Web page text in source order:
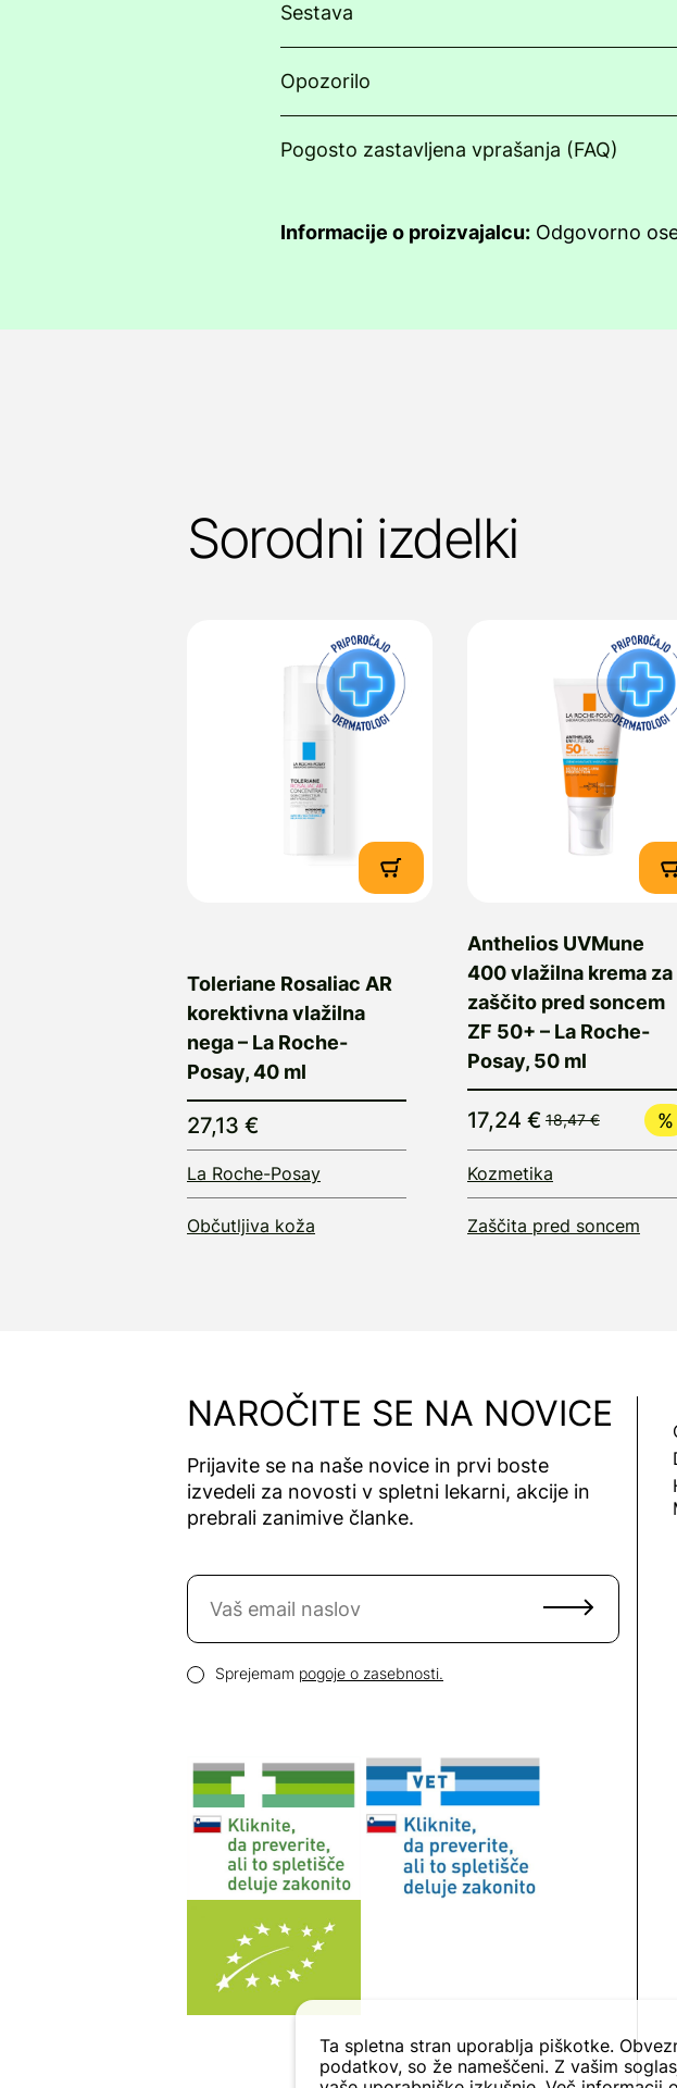
Sestava
Opozorilo
Pogosto zastavljena vprašanja (FAQ)
Informacije o proizvajalcu: Odgovorno
Sorodni izdelki
Toleriane Rosaliac AR
korektivna vlažilna
nega – La Roche-
Posay, 40 ml
27,13 €
La Roche-Posay
Občutljiva koža
Anthelios UVMune
400 vlažilna krema za
zaščito pred soncem
ZF 50+ – La Roche-
Posay, 50 ml
17,24 € 18,47 €
Kozmetika
Zaščita pred soncem
NAROČITE SE NA NOVICE
Prijavite se na naše novice in prvi boste
izvedeli za novosti v spletni lekarni, akcije in
prebrali zanimive članke.
Naročite se na novice
Pogoji zasebnosti
Sprejemam pogoje o zasebnosti.
Ta spletna stran uporablja piškotke.
podatkov, so že nameščeni. Z vašim